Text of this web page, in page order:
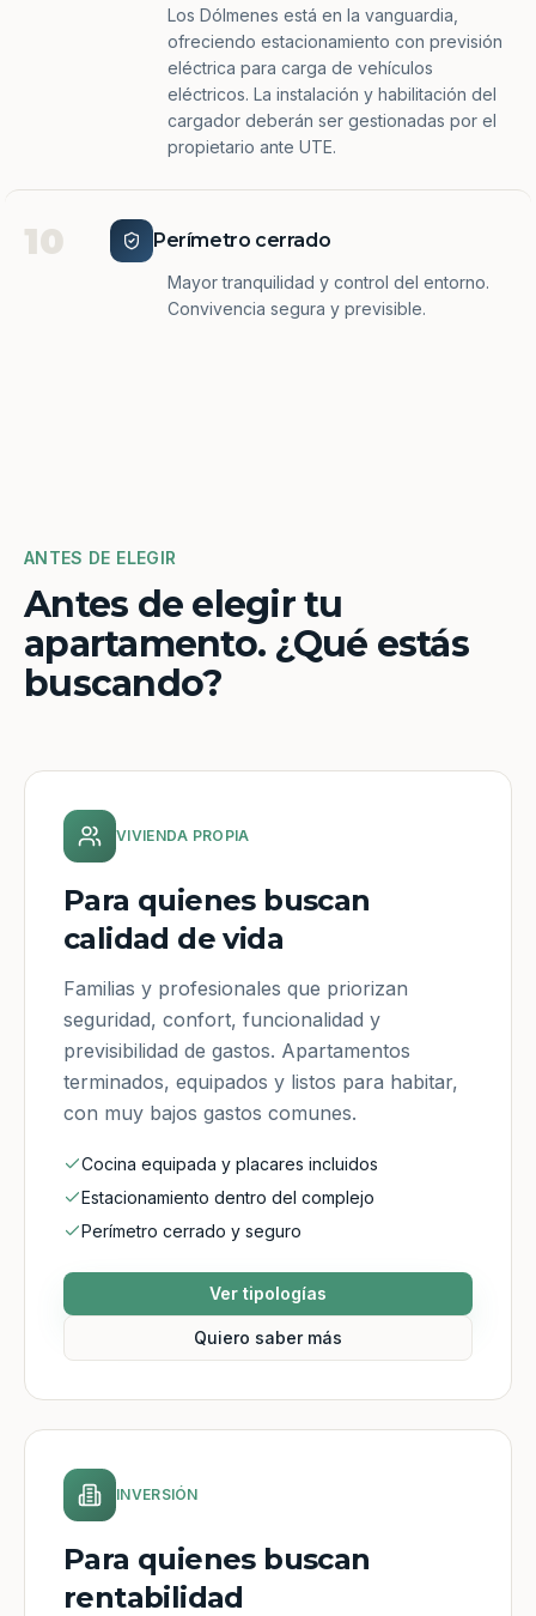
Los Dólmenes está en la vanguardia,
ofreciendo estacionamiento con previsión
eléctrica para carga de vehículos
eléctricos. La instalación y habilitación del
cargador deberán ser gestionadas por el
propietario ante UTE.
10 Perímetro cerrado
Mayor tranquilidad y control del entorno.
Convivencia segura y previsible.
ANTES DE ELEGIR
Antes de elegir tu
apartamento. ¿Qué estás
buscando?
VIVIENDA PROPIA
Para quienes buscan
calidad de vida
Familias y profesionales que priorizan
seguridad, confort, funcionalidad y
previsibilidad de gastos. Apartamentos
terminados, equipados y listos para habitar,
con muy bajos gastos comunes.
Cocina equipada y placares incluidos
Estacionamiento dentro del complejo
Perímetro cerrado y seguro
Ver tipologías
Quiero saber más
INVERSIÓN
Para quienes buscan
rentabilidad